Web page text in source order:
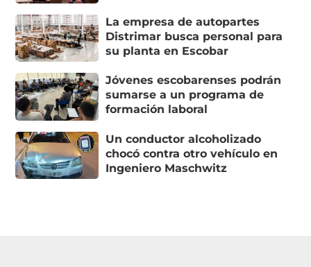
La empresa de autopartes
Distrimar busca personal para
su planta en Escobar
Jóvenes escobarenses podrán
sumarse a un programa de
formación laboral
Un conductor alcoholizado
chocó contra otro vehículo en
Ingeniero Maschwitz